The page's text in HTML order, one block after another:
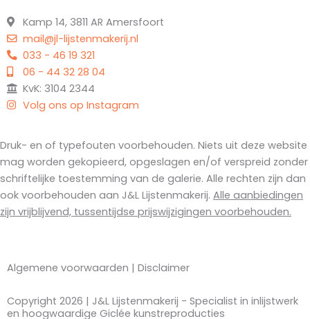
Kamp 14, 3811 AR Amersfoort
mail@jl-lijstenmakerij.nl
033 - 46 19 321
06 - 44 32 28 04
KvK: 3104 2344
Volg ons op Instagram
Druk- en of typefouten voorbehouden. Niets uit deze website
mag worden gekopieerd, opgeslagen en/of verspreid zonder
schriftelijke toestemming van de galerie. Alle rechten zijn dan
ook voorbehouden aan J&L Lijstenmakerij. Alle aanbiedingen
zijn vrijblijvend, tussentijdse prijswijzigingen voorbehouden.
Algemene voorwaarden | Disclaimer
Copyright 2026 | J&L Lijstenmakerij - Specialist in inlijstwerk
en hoogwaardige Giclée kunstreproducties